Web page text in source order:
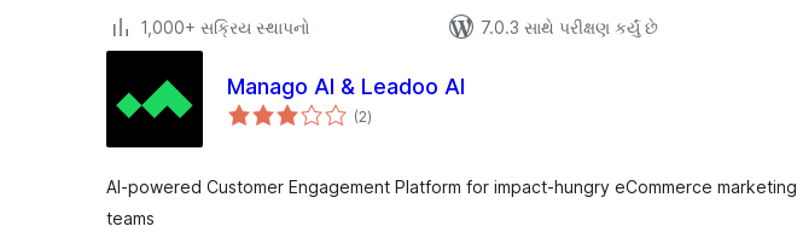
1,000+ સક્રિય સ્થાપનો
7.0.3 સાથે પરીક્ષણ કર્યું છે
Manago AI & Leadoo AI
(2કુલ
રેટિંગ્સ
)
AI-powered Customer Engagement Platform for impact-hungry eCommerce marketing
teams